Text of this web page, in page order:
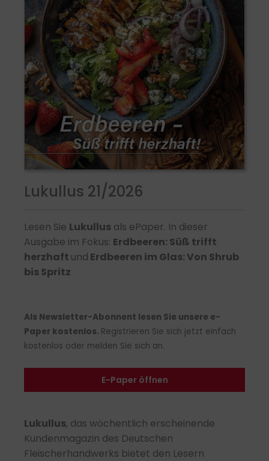
Lukullus 21/2026
Lesen Sie Lukullus als ePaper. In dieser
Ausgabe im Fokus: Erdbeeren: Süß trifft
herzhaft und Erdbeeren im Glas: Von Shrub
bis Spritz
Als Newsletter-Abonnent lesen Sie unsere e-
Paper kostenlos. Registrieren Sie sich jetzt einfach
kostenlos oder melden Sie sich an.
E-Paper öffnen
Lukullus, das wöchentlich erscheinende
Kundenmagazin des Deutschen
Fleischerhandwerks bietet den Lesern